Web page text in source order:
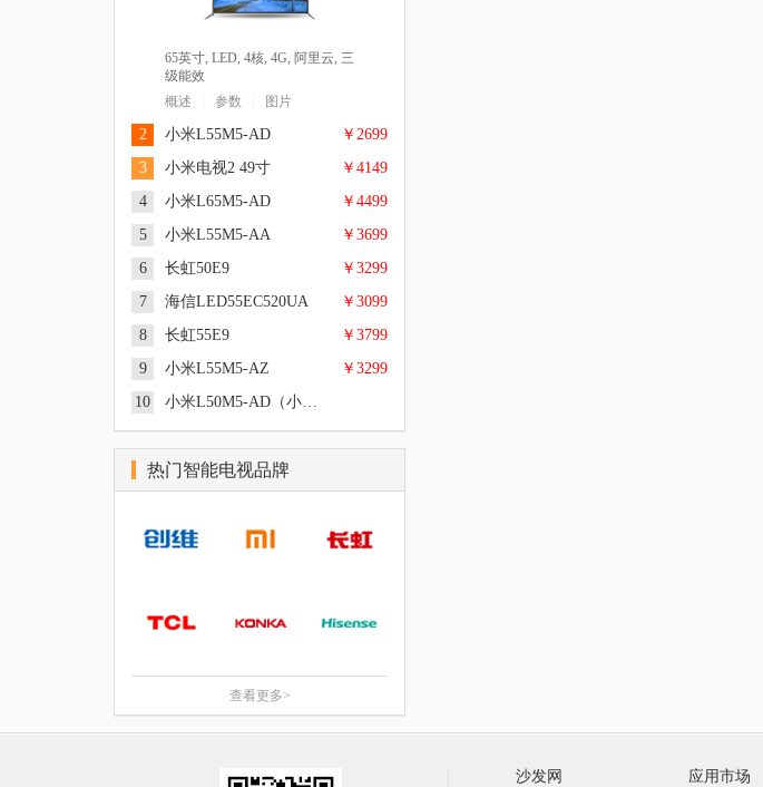
65英寸, LED, 4核, 4G, 阿里云, 三
级能效
概述
参数 图片
2 小米L55M5-AD ￥2699
55英寸, 超高清4K, Cortex A53 四
效
3 小米电视2 49寸 ￥4149
49英寸, 超高清4K, 硬屏, LED, 四
核 Cortex-A9架构 1.45GHz, 2GB
DDR3 双通道, 8GB eMMC 高速闪
存, MIUI TV, 偏光式3D
4 小米L65M5-AD ￥4499
65英寸, 超高清4K, LED, Cortex
A53 四核 up to 1.5GHz, MIUI TV
版, 逐行扫描, DOLBY AUDIO、
DTS-HD音频双解码
5 小米L55M5-AA ￥3699
55英寸, 超高清4K, LED, Amlogic
T968 Cortex A53 四核 1.8GHz, 2GB
DDR3 双通道, 三级能效
6 长虹50E9 ￥3299
50英寸, 超高清4K, LED, 逐行扫描,
概述
| 参数 | 图片
7 海信LED55EC520UA ￥3099
核 CPU Cortex A53 1.2GHz +六核
GPU Mali450 +NEON四核协处理
器, 1.5GB, 4GB, SMART TV操作
Dolby解码+DTS, 五段式均衡, 二级
能效
概述 | 参数 | 图片
8 长虹55E9 ￥3799
55英寸, 超高清4K, LED, 逐行扫描,
三级能效
9 小米L55M5-AZ ￥3299
概述 | 图片
10 小米L50M5-AD（小米电视4A）
50英寸, 超高清4K, 64位Cortex A53
热门智能电视品牌
查看更多>
沙发网 应用市场